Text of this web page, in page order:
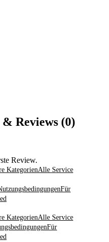
Reviews (0)
Review.
KategorienAlle Service
Für
KategorienAlle Service
Für